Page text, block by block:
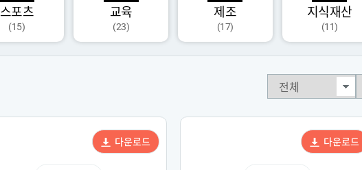
스포츠
(15)
교육
(23)
제조
(17)
지식재산
(11)
다운로드 다운로드